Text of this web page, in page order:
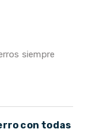
siempre
con todas